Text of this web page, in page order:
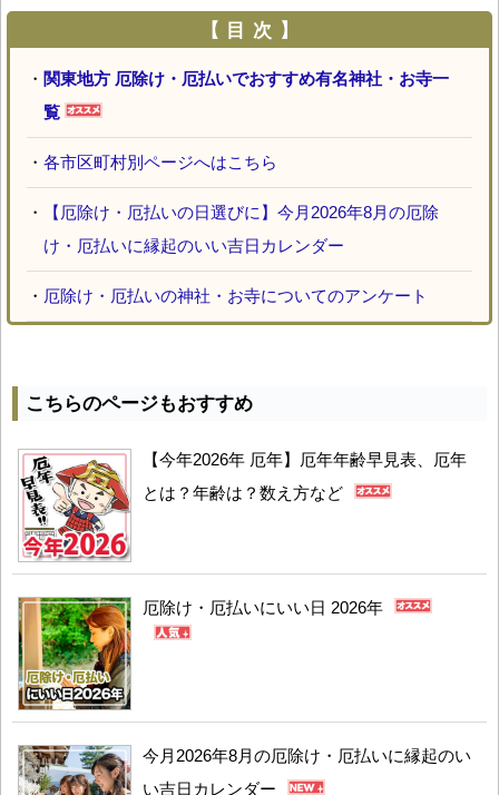
【 目 次 】
・ 関東地方 厄除け・厄払いでおすすめ有名神社・お寺一
覧
・ 各市区町村別ページへはこちら
・
【厄除け・厄払いの日選びに】今月2026年8月の厄除
け・厄払いに縁起のいい吉日カレンダー
・ 厄除け・厄払いの神社・お寺についてのアンケート
こちらのページもおすすめ
【今年2026年 厄年】厄年年齢早見表、厄年
とは？年齢は？数え方など
厄除け・厄払いにいい日 2026年
今月2026年8月の厄除け・厄払いに縁起のい
い吉日カレンダー